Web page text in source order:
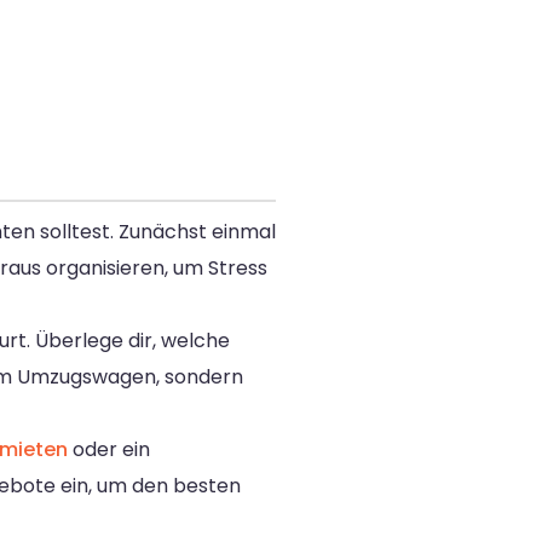
solltest. Zunächst einmal
organisieren, um Stress
Überlege dir, welche
Umzugswagen, sondern
oder ein
ein, um den besten